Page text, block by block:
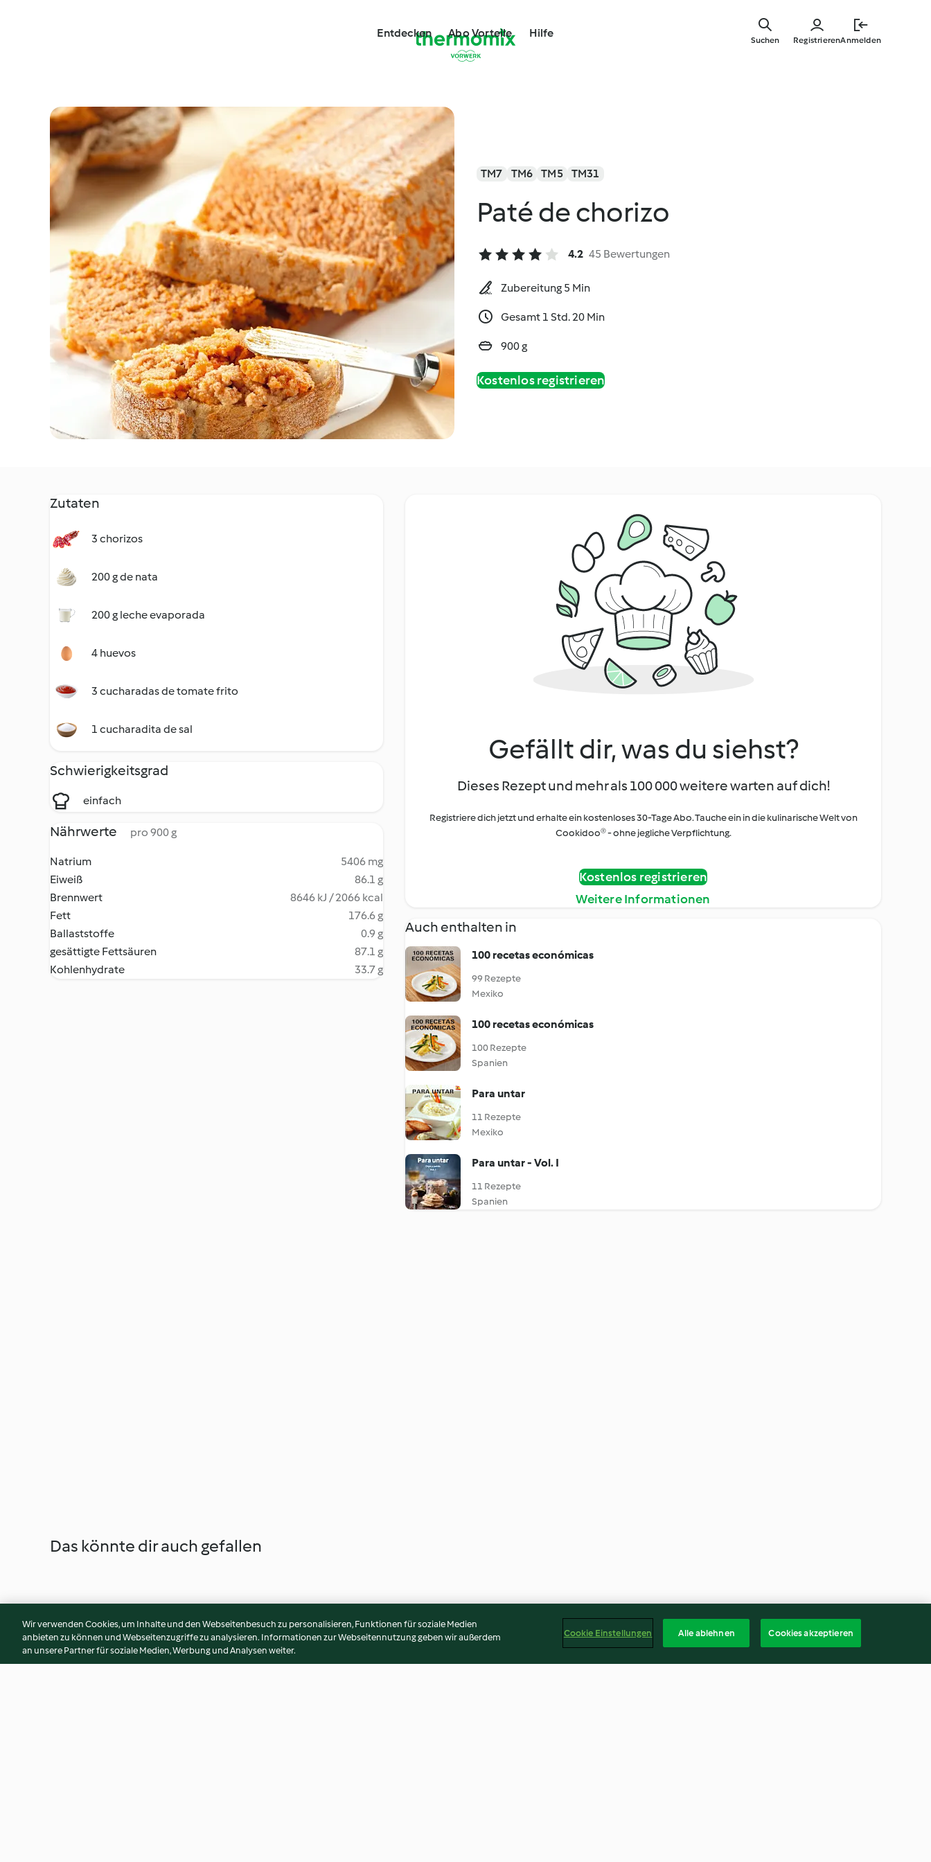
Entdecken Abo Vorteile Hilfe
RegistrierenAnmelden
Suchen
TM7 TM6 TM5 TM31
Paté de chorizo
4.2 45 Bewertungen
Zubereitung 5 Min
Gesamt 1 Std. 20 Min
900 g
Kostenlos registrieren
Zutaten
3 chorizos
200 g de nata
200 g leche evaporada
4 huevos
3 cucharadas de tomate frito
1 cucharadita de sal
Schwierigkeitsgrad
einfach
Nährwerte pro 900 g
Natrium
5406 mg
Eiweiß
86.1 g
Brennwert
8646 kJ / 2066 kcal
Fett
176.6 g
Ballaststoffe
0.9 g
gesättigte Fettsäuren
87.1 g
Kohlenhydrate
33.7 g
Gefällt dir, was du siehst?
Dieses Rezept und mehr als 100 000 weitere warten auf dich!
Registriere dich jetzt und erhalte ein kostenloses 30-Tage Abo. Tauche ein in die kulinarische Welt von
Cookidoo® - ohne jegliche Verpflichtung.
Kostenlos registrieren
Weitere Informationen
Auch enthalten in
100 recetas económicas
99 Rezepte
Mexiko
100 recetas económicas
100 Rezepte
Spanien
Para untar
11 Rezepte
Mexiko
Para untar - Vol. I
11 Rezepte
Spanien
Das könnte dir auch gefallen
Wir verwenden Cookies, um Inhalte und den Webseitenbesuch zu personalisieren, Funktionen für soziale Medien
anbieten zu können und Webseitenzugriffe zu analysieren. Informationen zur Webseitennutzung geben wir außerdem
an unsere Partner für soziale Medien, Werbung und Analysen weiter.
Cookie Einstellungen Alle ablehnen Cookies akzeptieren